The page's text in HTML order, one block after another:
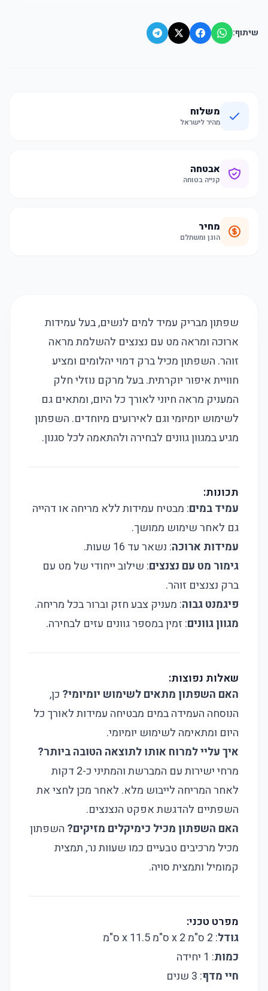
שיתוף:
משלוח
מהיר לישראל
אבטחה
קנייה בטוחה
מחיר
הוגן ומשתלם
שפתון מבריק עמיד למים לנשים, בעל עמידות
ארוכה ומראה מט עם נצנצים להשלמת מראה
זוהר. השפתון מכיל ברק דמוי יהלומים ומציע
חוויית איפור יוקרתית. בעל מרקם נוזלי חלק
המעניק מראה חיוני לאורך כל היום, ומתאים גם
לשימוש יומיומי וגם לאירועים מיוחדים. השפתון
מגיע במגוון גוונים לבחירה ולהתאמה לכל סגנון.
תכונות:
עמיד במים: מבטיח עמידות ללא מריחה או דהייה
גם לאחר שימוש ממושך.
עמידות ארוכה: נשאר עד 16 שעות.
גימור מט עם נצנצים: שילוב ייחודי של מט עם
ברק נצנצים זוהר.
פיגמנט גבוה: מעניק צבע חזק וברור בכל מריחה.
מגוון גוונים: זמין במספר גוונים עזים לבחירה.
שאלות נפוצות:
האם השפתון מתאים לשימוש יומיומי? כן,
הנוסחה העמידה במים מבטיחה עמידות לאורך כל
היום ומתאימה לשימוש יומיומי.
איך עליי למרוח אותו לתוצאה הטובה ביותר?
מרחי ישירות עם המברשת והמתיני כ-2 דקות
לאחר המריחה לייבוש מלא. לאחר מכן לחצי את
השפתיים להדגשת אפקט הנצנצים.
האם השפתון מכיל כימיקלים מזיקים? השפתון
מכיל מרכיבים טבעיים כמו שעוות נר, תמצית
קמומיל ותמצית סויה.
מפרט טכני:
גודל: 2 ס"מ x 2 ס"מ x 11.5 ס"מ
כמות: 1 יחידה
חיי מדף: 3 שנים